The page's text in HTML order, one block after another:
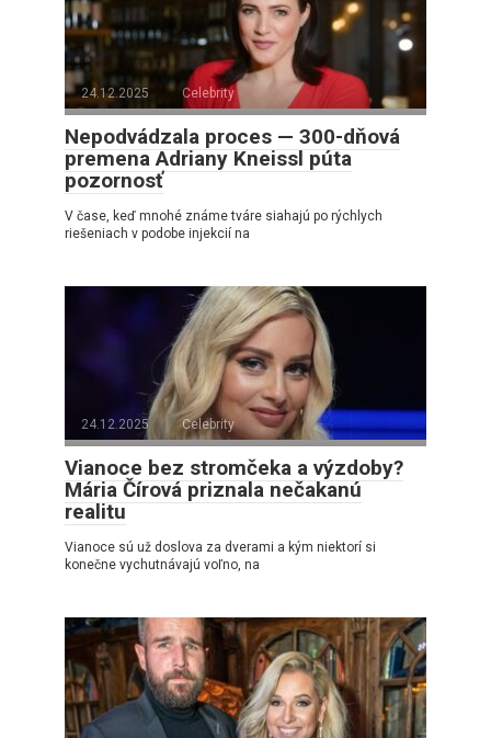
24.12.2025 Celebrity
Nepodvádzala proces — 300-dňová
premena Adriany Kneissl púta
pozornosť
V čase, keď mnohé známe tváre siahajú po rýchlych
riešeniach v podobe injekcií na
24.12.2025 Celebrity
Vianoce bez stromčeka a výzdoby?
Mária Čírová priznala nečakanú
realitu
Vianoce sú už doslova za dverami a kým niektorí si
konečne vychutnávajú voľno, na